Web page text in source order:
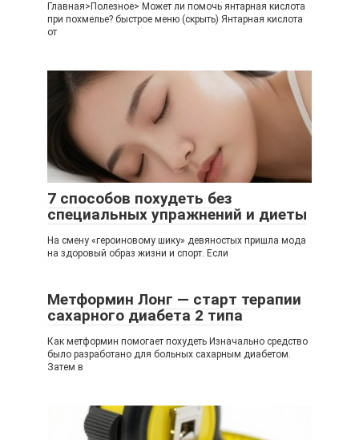
Главная>Полезное> Может ли помочь янтарная кислота
при похмелье? быстрое меню (скрыть) Янтарная кислота
от
7 способов похудеть без
специальных упражнений и диеты
На смену «героиновому шику» девяностых пришла мода
на здоровый образ жизни и спорт. Если
Метформин Лонг — старт терапии
сахарного диабета 2 типа
Как метформин помогает похудеть Изначально средство
было разработано для больных сахарным диабетом.
Затем в